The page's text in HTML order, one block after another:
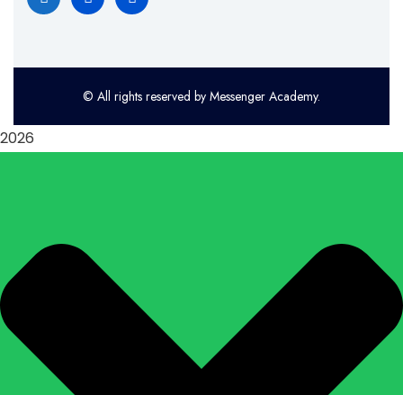
© All rights reserved by Messenger Academy.
2026